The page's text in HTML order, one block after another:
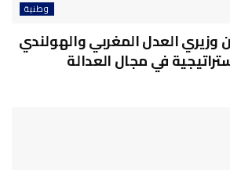
وطنية
وزيري العدل المغربي والهولندي
في مجال العدالة